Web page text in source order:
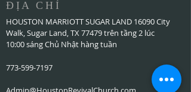
ĐỊA CHỈ
HOUSTON MARRIOTT SUGAR LAND 16090 City
Walk, Sugar Land, TX 77479 trên tầng 2 lúc
10:00 sáng Chủ Nhật hàng tuần
773-599-7197